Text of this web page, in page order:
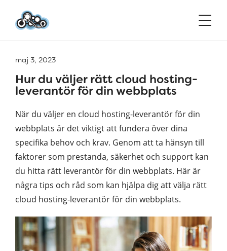
maj 3, 2023
Hur du väljer rätt cloud hosting-
leverantör för din webbplats
När du väljer en cloud hosting-leverantör för din
webbplats är det viktigt att fundera över dina
specifika behov och krav. Genom att ta hänsyn till
faktorer som prestanda, säkerhet och support kan
du hitta rätt leverantör för din webbplats. Här är
några tips och råd som kan hjälpa dig att välja rätt
cloud hosting-leverantör för din webbplats.